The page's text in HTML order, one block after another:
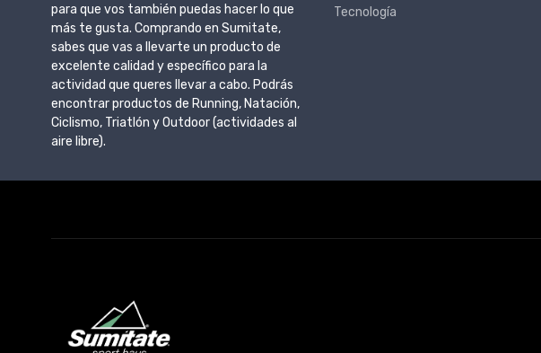
para que vos también puedas hacer lo que
más te gusta. Comprando en Sumitate,
sabes que vas a llevarte un producto de
excelente calidad y específico para la
actividad que queres llevar a cabo. Podrás
encontrar productos de Running, Natación,
Ciclismo, Triatlón y Outdoor (actividades al
aire libre).
Tecnología